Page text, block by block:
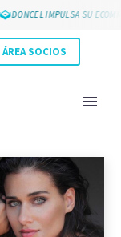
DONCEL IMPULSA SU
ÁREA SOCIOS